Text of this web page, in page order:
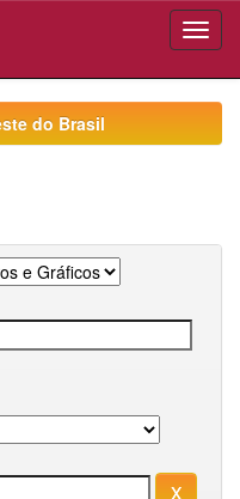
do Brasil